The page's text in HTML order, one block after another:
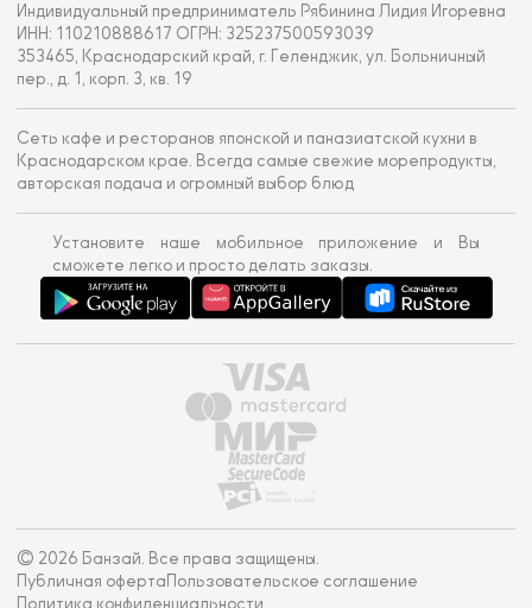
Индивидуальный предприниматель Рябинина Лидия Игоревна
ИНН: 110210888617 ОГРН: 325237500593039
353465, Краснодарский край, г. Геленджик, ул. Больничный
пер., д. 1, корп. 3, кв. 19
Сеть кафе и ресторанов японской и паназиатской кухни в
Краснодарском крае. Всегда самые свежие морепродукты,
авторская подача и огромный выбор блюд
Установите наше мобильное приложение и Вы
сможете легко и просто делать заказы.
© 2026 Банзай. Все права защищены.
Публичная оферта Пользовательское соглашение
Политика конфиденциальности